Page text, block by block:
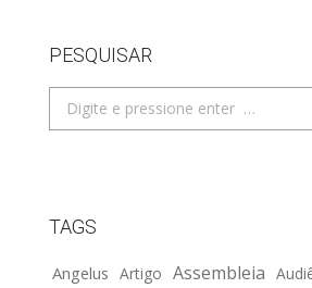
PESQUISAR
Search:
TAGS
Angelus Artigo Assembleia